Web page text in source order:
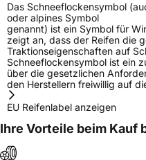
Das Schneeflockensymbol
oder alpines Symbol
genannt) ist ein Symbol für
zeigt an, dass der Reifen die
Traktionseigenschaften auf
Schneeflockensymbol ist ein
über die gesetzlichen
den Herstellern freiwillig auf
EU Reifenlabel anzeigen
Ihre Vorteile beim Kauf